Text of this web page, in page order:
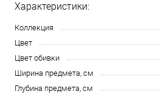
Характеристики:
Коллекция
Цвет
Цвет обивки
Ширина предмета, см
Глубина предмета, см